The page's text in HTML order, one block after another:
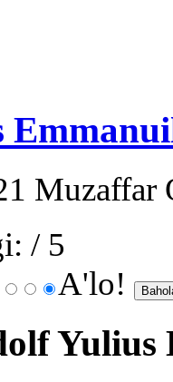
Muzaffar
/ 5
A'lo!
Yulius